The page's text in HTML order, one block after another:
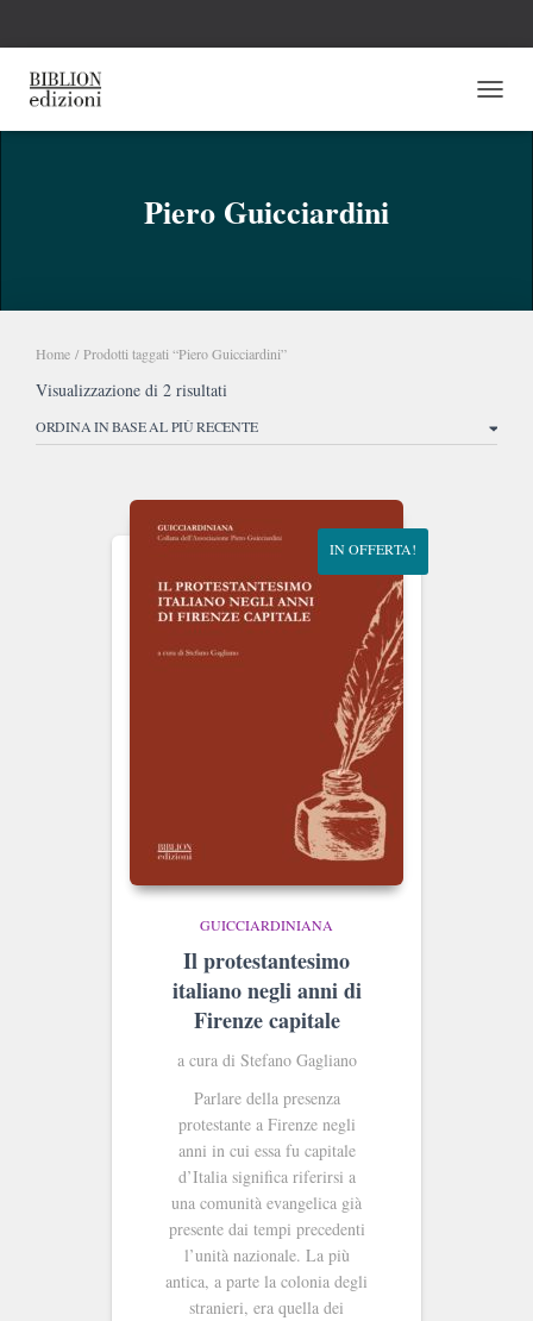
Piero Guicciardini
Home / Prodotti taggati “Piero Guicciardini”
Visualizzazione di 2 risultati
base
recente
IN OFFERTA!
GUICCIARDINIANA
Il protestantesimo
italiano negli anni di
Firenze capitale
a cura di Stefano Gagliano
Parlare della presenza
protestante a Firenze negli
anni in cui essa fu capitale
d’Italia significa riferirsi a
una comunità evangelica già
presente dai tempi precedenti
l’unità nazionale. La più
antica, a parte la colonia degli
stranieri, era quella dei